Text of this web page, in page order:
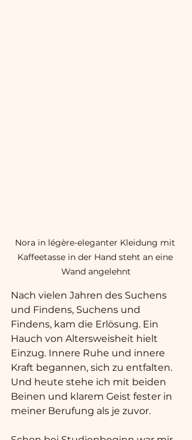
Nora in légère-eleganter Kleidung mit
Kaffeetasse in der Hand steht an eine
Wand angelehnt
Nach vielen Jahren des Suchens
und Findens, Suchens und
Findens, kam die Erlösung. Ein
Hauch von Altersweisheit hielt
Einzug. Innere Ruhe und innere
Kraft begannen, sich zu entfalten.
Und heute stehe ich mit beiden
Beinen und klarem Geist fester in
meiner Berufung als je zuvor.